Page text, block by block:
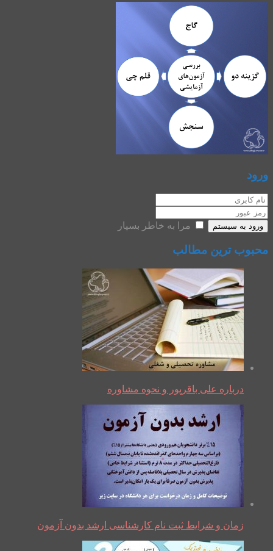
ورود
ورود به سیستم مرا به خاطر بسپار
محبوب ترین مطالب
درباره علی باقرپور و نحوه مشاوره
زمان و شرایط ثبت نام کارشناسی ارشد بدون آزمون